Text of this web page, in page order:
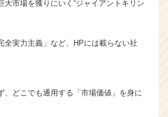
ャ
（C
r
大市場を獲りにいく“ジャイアントキリン
全実力主義」など、HPには載らない社
、どこでも通用する「市場価値」を身に